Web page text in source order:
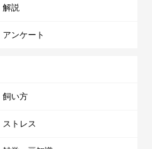
解説
アンケート
飼い方
ストレス